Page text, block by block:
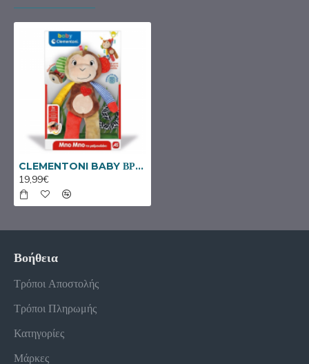
CLEMENTONI BABY ΒΡΕΦΙΚΟ ΠΑΙΧΝΙΔΙ ΜΠΟ ΜΠΟ ΤΟ ΜΑΪΜΟΥΔΑΚΙ 1000-63264
19,99€
Βοήθεια
Τρόποι Αποστολής
Τρόποι Πληρωμής
Κατηγορίες
Μάρκες